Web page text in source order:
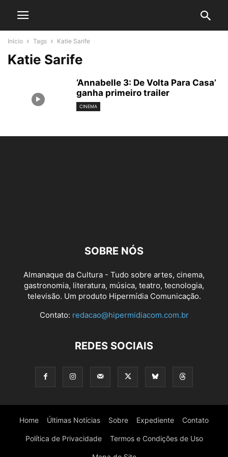
Início Tags Katie Sarife
Katie Sarife
‘Annabelle 3: De Volta Para Casa’
ganha primeiro trailer
CINEMA
SOBRE NÓS
Almanaque da Cultura - Tudo sobre artes, cinema,
gastronomia, literatura, música, teatro, tecnologia,
televisão. Um produto Hipermídia Comunicação.
Contato: redacao@hipermidiacom.com.br
REDES SOCIAIS
Home Últimas Notícias Sobre Expediente Contato
Política de Privacidade Termos e Condições de Uso